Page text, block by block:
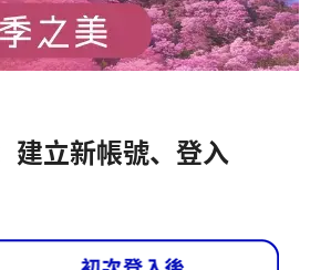
建立新帳號、登入